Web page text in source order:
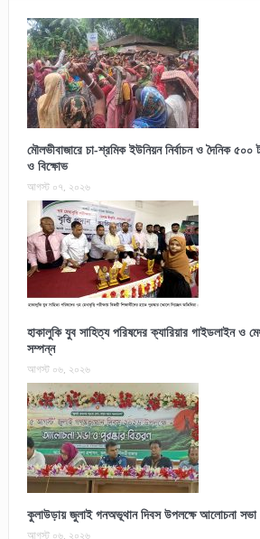
মৌলভীবাজারে চা-শ্রমিক ইউনিয়ন নির্বাচন ও দৈনিক ৫০০
ও বিক্ষোভ
আগস্ট ০৭, ২০২৬
হাকালুকি যুব সাহিত্য পরিষদের ক্যারিয়ার গাইডলাইন ও
সম্পন্ন
আগস্ট ০৬, ২০২৬
কুলাউড়ায় জুলাই গনঅভূথান দিবস উপলক্ষে আলোচনা সভা
আগস্ট ০৬, ২০২৬